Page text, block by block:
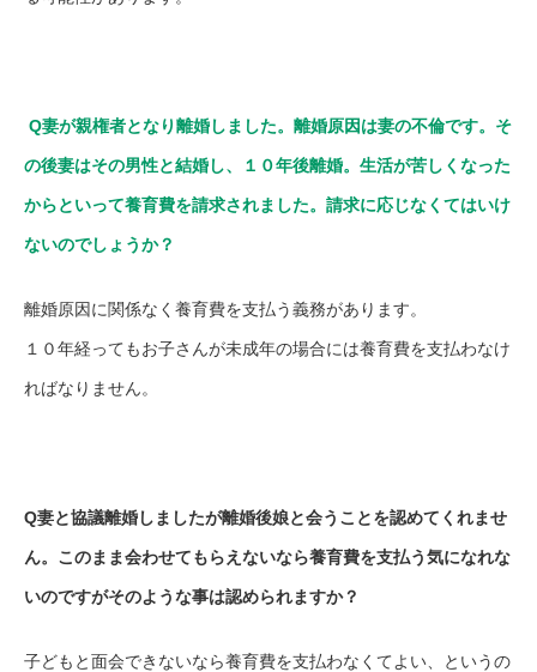
Q妻が親権者となり離婚しました。離婚原因は妻の不倫です。そ
の後妻はその男性と結婚し、１０年後離婚。生活が苦しくなった
からといって養育費を請求されました。請求に応じなくてはいけ
ないのでしょうか？
離婚原因に関係なく養育費を支払う義務があります。
１０年経ってもお子さんが未成年の場合には養育費を支払わなけ
ればなりません。
Q妻と協議離婚しましたが離婚後娘と会うことを認めてくれませ
ん。このまま会わせてもらえないなら養育費を支払う気になれな
いのですがそのような事は認められますか？
子どもと面会できないなら養育費を支払わなくてよい、というの